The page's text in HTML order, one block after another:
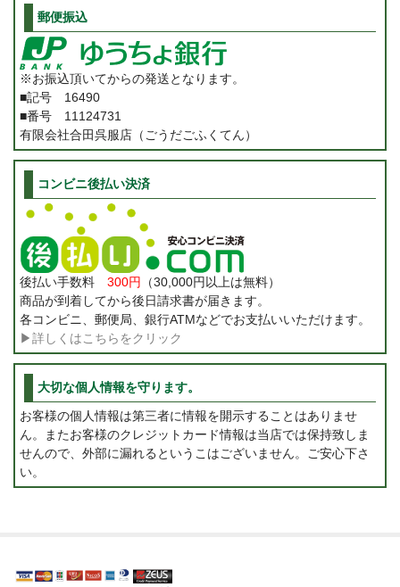
郵便振込
※お振込頂いてからの発送となります。
■記号 16490
■番号 11124731
有限会社合田呉服店（ごうだごふくてん）
コンビニ後払い決済
後払い手数料 300円
（30,000円以上は無料）
商品が到着してから後日請求書が届きます。
各コンビニ、郵便局、銀行ATMなどでお支払いいただけます。
▶詳しくはこちらをクリック
大切な個人情報を守ります。
お客様の個人情報は第三者に情報を開示することはありませ
ん。またお客様のクレジットカード情報は当店では保持致しま
せんので、外部に漏れるというこはございません。ご安心下さ
い。